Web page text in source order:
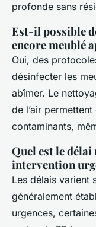
profonde sans
Est-il possible
encore meublé
Oui, des
désinfecter les
abîmer. Le
de l’air
contaminants,
Quel est le
intervention
Les délais varient
généralement
urgences,